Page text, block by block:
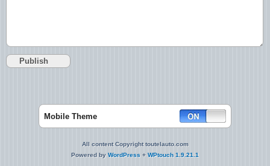
Mobile Theme
All content Copyright toutelauto.com
Powered by WordPress + WPtouch 1.9.21.1